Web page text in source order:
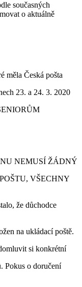
současných
o aktuálně
měla Česká pošta
23. a 24. 3. 2020
NEMUSÍ ŽÁDNÝ
VŠECHNY
že důchodce
na ukládací poště.
si konkrétní
Pokus o doručení